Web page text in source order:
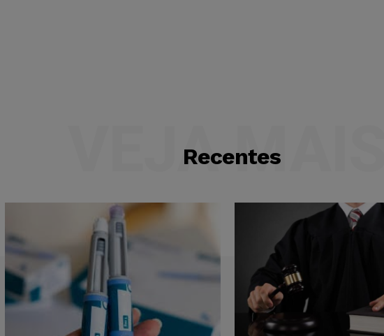
Recentes
VEJA